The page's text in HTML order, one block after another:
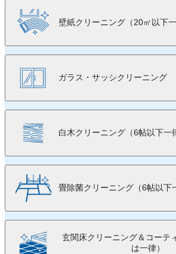
壁紙クリーニング（20㎡以下一
ガラス・サッシクリーニング
白木クリーニング（6帖以下一
畳除菌クリーニング（6帖以下
玄関床クリーニング＆コーテ
は一律）